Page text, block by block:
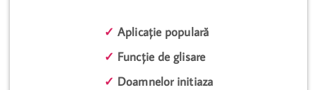
✓ Aplicație populară
✓ Funcție de glisare
✓ Doamnelor initiaza